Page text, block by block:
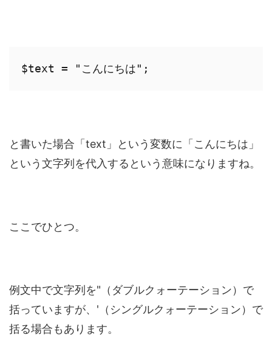
$text = "こんにちは";
と書いた場合「text」という変数に「こんにちは」
という文字列を代入するという意味になりますね。
ここでひとつ。
例文中で文字列を"（ダブルクォーテーション）で
括っていますが、'（シングルクォーテーション）で
括る場合もあります。